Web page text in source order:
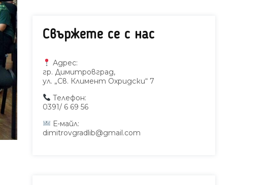
Свържете се с нас
Адрес:
гр. Димитровград,
ул. „Св. Климент Охридски“ 7
Телефон:
0391/ 6 69 56
Е-майл:
dimitrovgradlib@gmail.com